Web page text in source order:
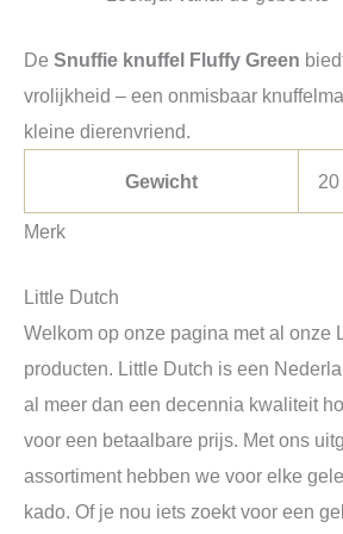
De Snuffie knuffel Fluffy Green
vrolijkheid – een onmisbaar
kleine dierenvriend.
Gewicht 20
Merk
Little Dutch
Welkom op onze pagina met al onze
producten. Little Dutch is een
al meer dan een decennia kwaliteit
voor een betaalbare prijs. Met ons
assortiment hebben we voor elke
kado. Of je nou iets zoekt voor een